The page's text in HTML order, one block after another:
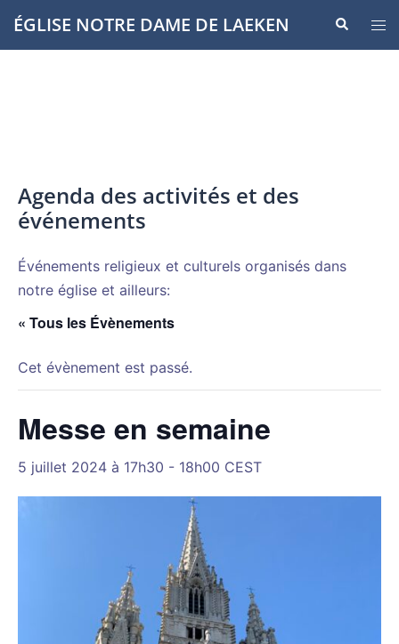
Aller
auÉGLISE NOTRE DAME DE LAEKEN
le
Agenda des activités et des
événements
Événements religieux et culturels organisés dans
notre église et ailleurs:
« Tous les Évènements
Cet évènement est passé.
Messe en semaine
5 juillet 2024 à 17h30 - 18h00 CEST